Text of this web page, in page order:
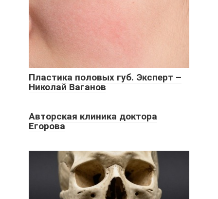
Пластика половых губ. Эксперт –
Николай Ваганов
Авторская клиника доктора
Егорова